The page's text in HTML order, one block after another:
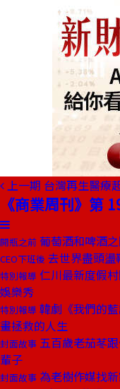
上一期 台灣再生醫療
《商業周刊》第
開瓶之前 葡萄酒和啤酒
CEO下班後 去世界盡頭盪
特別報導 仁川最新度假
娛樂秀
特別報導 韓劇《我們的
畫拯救的人生
封面故事 五百歲老茄苳
輩子
封面故事 為老樹作媒找